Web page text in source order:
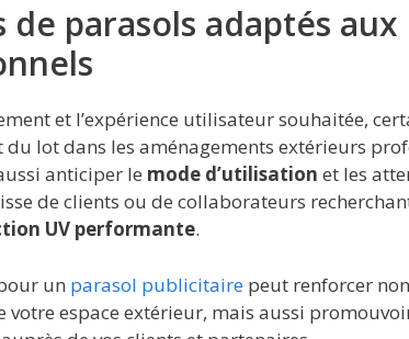
de parasols adaptés aux
et l’expérience utilisateur souhaitée,
du lot dans les aménagements extérieurs
anticiper le mode d’utilisation et les
de clients ou de collaborateurs
UV performante.
un parasol publicitaire peut renforcer
votre espace extérieur, mais aussi